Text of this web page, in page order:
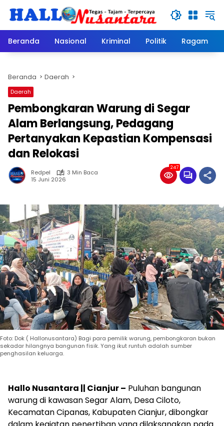
Beranda
Nasional Kriminal Politik Ragam
Beranda Daerah
Daerah
Pembongkaran Warung di Segar
Alam Berlangsung, Pedagang
Pertanyakan Kepastian Kompensasi
dan Relokasi
Redpel
3 Min Baca
15 Juni 2026
247
Foto: Dok ( Hallonusantara) Bagi para pemilik warung, pembongkaran bukan
sekadar hilangnya bangunan fisik. Yang ikut runtuh adalah sumber
penghasilan keluarga.
Hallo Nusantara || Cianjur – Puluhan bangunan
warung di kawasan Segar Alam, Desa Ciloto,
Kecamatan Cipanas, Kabupaten Cianjur, dibongkar